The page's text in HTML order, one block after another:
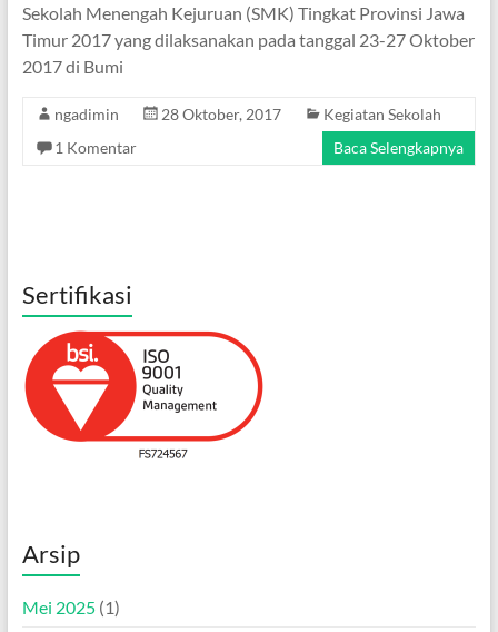
Sekolah Menengah Kejuruan (SMK) Tingkat Provinsi Jawa
Timur 2017 yang dilaksanakan pada tanggal 23-27 Oktober
2017 di Bumi
ngadimin 28 Oktober, 2017
Kegiatan Sekolah
1 Komentar
Baca Selengkapnya
Sertifikasi
Arsip
Mei 2025(1)